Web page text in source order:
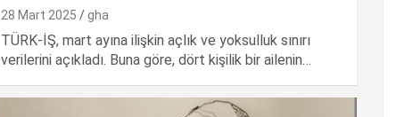
28 Mart 2025 gha
TÜRK-İŞ, mart ayına ilişkin açlık ve yoksulluk sınırı
verilerini açıkladı. Buna göre, dört kişilik bir ailenin…